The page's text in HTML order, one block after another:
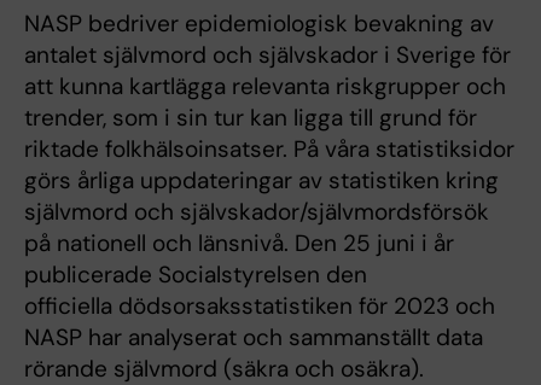
NASP bedriver epidemiologisk bevakning av
antalet självmord och självskador i Sverige för
att kunna kartlägga relevanta riskgrupper och
trender, som i sin tur kan ligga till grund för
riktade folkhälsoinsatser. På våra statistiksidor
görs årliga uppdateringar av statistiken kring
självmord och självskador/självmordsförsök
på nationell och länsnivå. Den 25 juni i år
publicerade Socialstyrelsen den
officiella dödsorsaksstatistiken för 2023 och
NASP har analyserat och sammanställt data
rörande självmord (säkra och osäkra).